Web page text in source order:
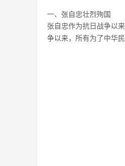
一、张自忠壮烈殉国
张自忠作为抗日战争以
争以来，所有为了中华